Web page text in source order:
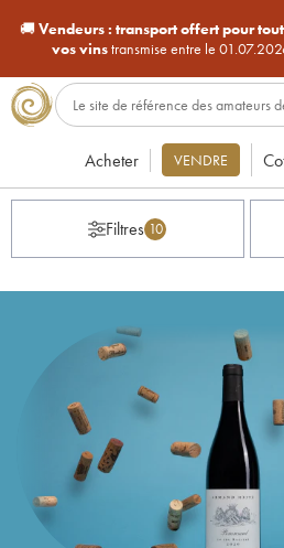
🚚Vendeurs : transport offert pour
vos vinstransmise entre le
Acheter VENDRE
Filtres 10